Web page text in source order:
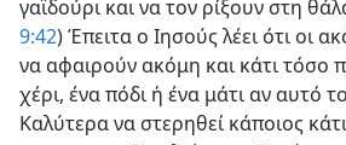
γύρω από τον λαιμό μια μυλόπετρα
γαϊδούρι και να τον ρίξουν στη
9:42) Έπειτα ο Ιησούς λέει ότι οι
να αφαιρούν ακόμη και κάτι τόσο
χέρι, ένα πόδι ή ένα μάτι αν αυτό